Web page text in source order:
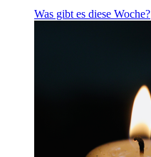
Was gibt es diese Woche?